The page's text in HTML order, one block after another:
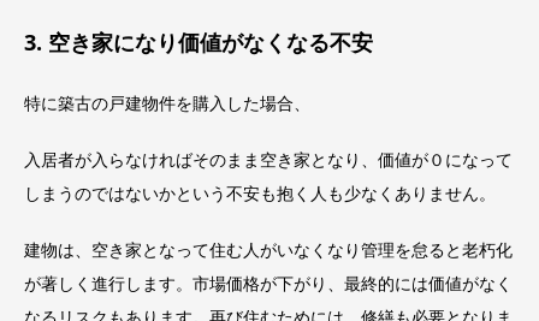
3. 空き家になり価値がなくなる不安
特に築古の戸建物件を購入した場合、
入居者が入らなければそのまま空き家となり、価値が０になって
しまうのではないかという不安も抱く人も少なくありません。
建物は、空き家となって住む人がいなくなり管理を怠ると老朽化
が著しく進行します。市場価格が下がり、最終的には価値がなく
なるリスクもあります。再び住むためには、修繕も必要となりま